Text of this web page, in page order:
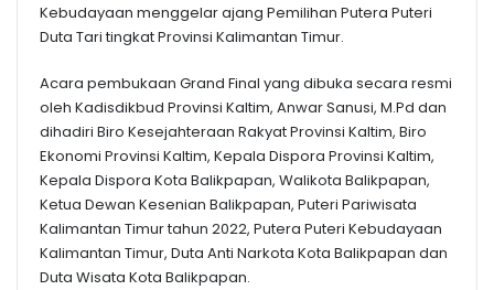
Kebudayaan menggelar ajang Pemilihan Putera Puteri
Duta Tari tingkat Provinsi Kalimantan Timur.
Acara pembukaan Grand Final yang dibuka secara resmi
oleh Kadisdikbud Provinsi Kaltim, Anwar Sanusi, M.Pd dan
dihadiri Biro Kesejahteraan Rakyat Provinsi Kaltim, Biro
Ekonomi Provinsi Kaltim, Kepala Dispora Provinsi Kaltim,
Kepala Dispora Kota Balikpapan, Walikota Balikpapan,
Ketua Dewan Kesenian Balikpapan, Puteri Pariwisata
Kalimantan Timur tahun 2022, Putera Puteri Kebudayaan
Kalimantan Timur, Duta Anti Narkota Kota Balikpapan dan
Duta Wisata Kota Balikpapan.